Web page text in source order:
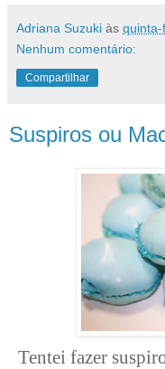
Adriana Suzuki às
Nenhum comentário:
Compartilhar
Suspiros ou
Tentei fazer